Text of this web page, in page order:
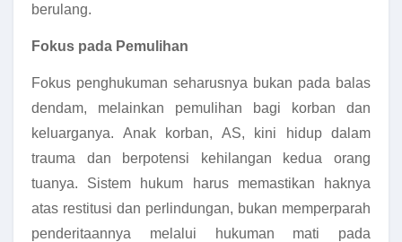
berulang.
Fokus pada Pemulihan
Fokus penghukuman seharusnya bukan pada balas
dendam, melainkan pemulihan bagi korban dan
keluarganya. Anak korban, AS, kini hidup dalam
trauma dan berpotensi kehilangan kedua orang
tuanya. Sistem hukum harus memastikan haknya
atas restitusi dan perlindungan, bukan memperparah
penderitaannya melalui hukuman mati pada